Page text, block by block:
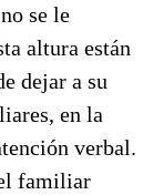
se le
altura están
dejar a su
en la
verbal.
familiar